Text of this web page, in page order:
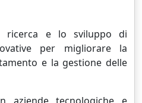
ricerca e lo sviluppo di
per migliorare la
e la gestione delle